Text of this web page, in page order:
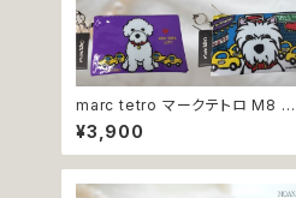
marc tetro マークテトロ M8 M1
4 M15 M17 ポーチ 小物入れ 化
粧ポーチ ウエストハイランドホワ
イトテリア プードル 犬
¥3,900